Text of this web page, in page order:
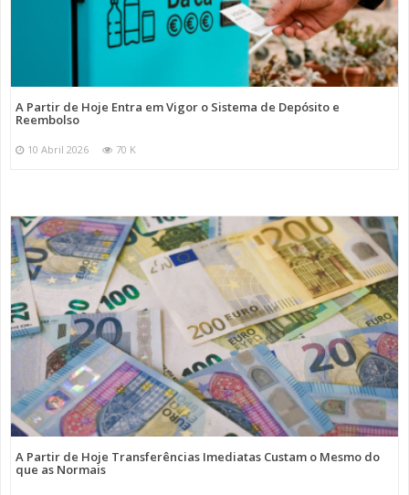
A Partir de Hoje Entra em Vigor o Sistema de Depósito e
Reembolso
10 Abril 2026 70 K
A Partir de Hoje Transferências Imediatas Custam o Mesmo do
que as Normais